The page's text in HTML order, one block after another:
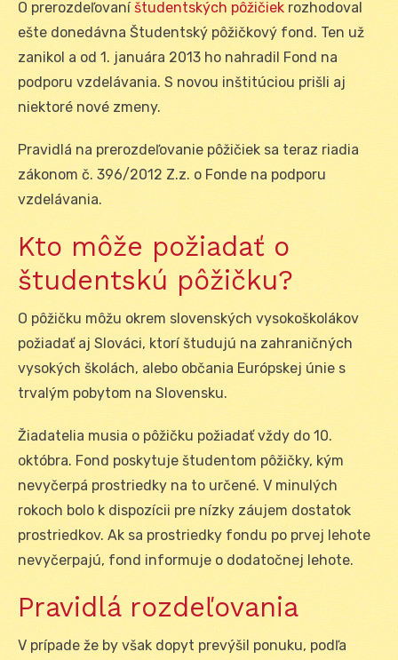
O prerozdeľovaníštudentských pôžičiek rozhodoval
ešte donedávna Študentský pôžičkový fond. Ten už
zanikol a od 1. januára 2013 ho nahradil Fond na
podporu vzdelávania. S novou inštitúciou prišli aj
niektoré nové zmeny.
Pravidlá na prerozdeľovanie pôžičiek sa teraz riadia
zákonom č. 396/2012 Z.z. o Fonde na podporu
vzdelávania.
Kto môže požiadať o
študentskú pôžičku?
O pôžičku môžu okrem slovenských vysokoškolákov
požiadať aj Slováci, ktorí študujú na zahraničných
vysokých školách, alebo občania Európskej únie s
trvalým pobytom na Slovensku.
Žiadatelia musia o pôžičku požiadať vždy do 10.
októbra. Fond poskytuje študentom pôžičky, kým
nevyčerpá prostriedky na to určené. V minulých
rokoch bolo k dispozícii pre nízky záujem dostatok
prostriedkov. Ak sa prostriedky fondu po prvej lehote
nevyčerpajú, fond informuje o dodatočnej lehote.
Pravidlá rozdeľovania
V prípade že by však dopyt prevýšil ponuku, podľa